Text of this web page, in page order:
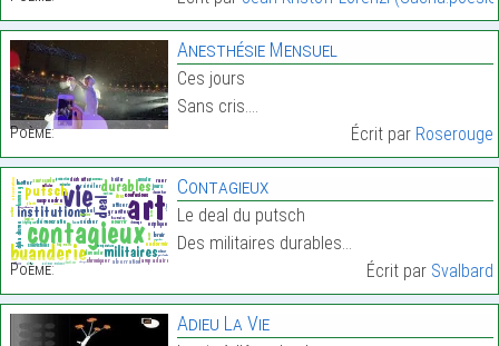
Poème:
Anesthésie Mensuel
Ces jours
Sans cris.…
Écrit par Roserouge
Poème:
Contagieux
Le deal du putsch
Des militaires durables…
Écrit par Svalbard
Adieu La Vie